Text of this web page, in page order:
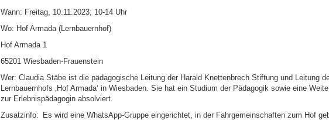
Wann: Freitag, 10.11.2023; 10-14 Uhr
Wo: Hof Armada (Lernbauernhof)
Hof Armada 1
65201 Wiesbaden-Frauenstein
Wer: Claudia Stäbe ist die pädagogische Leitung der Harald Knettenbrech Stiftung und Leitung
Lernbauernhofs ‚Hof Armada‘ in Wiesbaden. Sie hat ein Studium der Pädagogik sowie eine
zur Erlebnispädagogin absolviert.
Zusatzinfo: Es wird eine WhatsApp-Gruppe eingerichtet, in der Fahrgemeinschaften zum Hof